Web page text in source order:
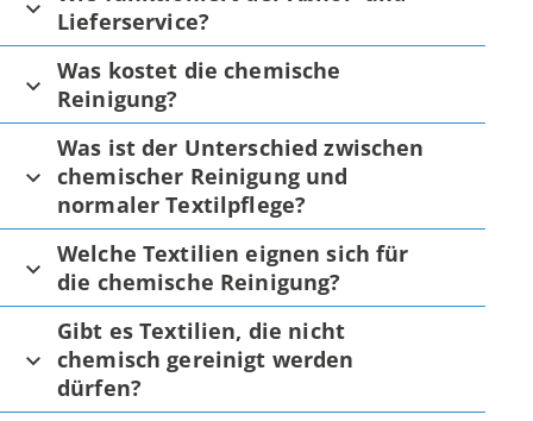
Lieferservice?
Was kostet die chemische
Reinigung?
Was ist der Unterschied zwischen
chemischer Reinigung und
normaler Textilpflege?
Welche Textilien eignen sich für
die chemische Reinigung?
Gibt es Textilien, die nicht
chemisch gereinigt werden
dürfen?